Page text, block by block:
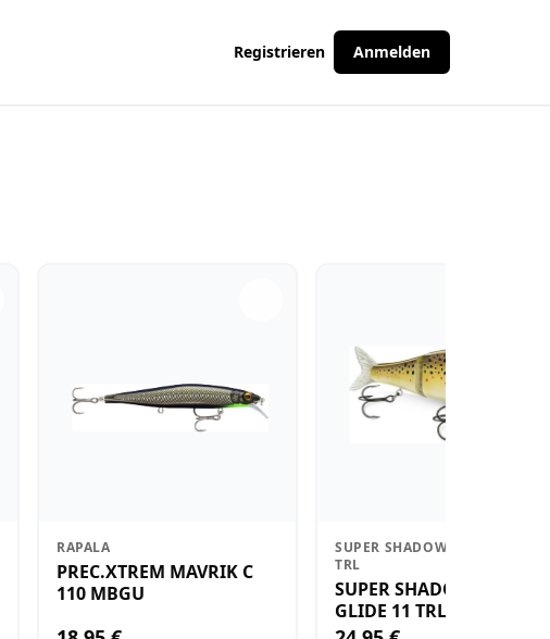
Registrieren Anmelden
RAPALA
PREC.XTREM MAVRIK C
110 MBGU
SUPER SHADOW RAP GLIDE 11
TRL
SUPER SHADOW RAP
GLIDE 11 TRL